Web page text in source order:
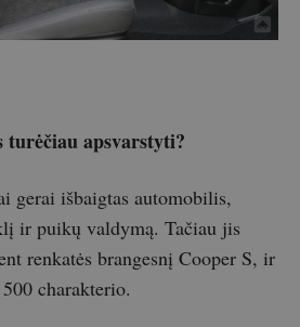
apsvarstyti?
gerai išbaigtas automobilis,
ir puikų valdymą. Tačiau jis
renkatės brangesnį Cooper S, ir
charakterio.